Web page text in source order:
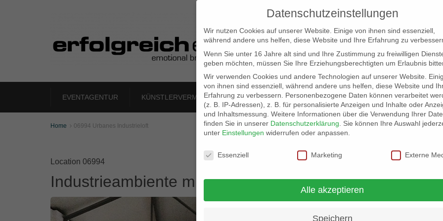
EVENTAGENTUR KÜNSTLERVERMITTLUNG LOCATION SCOUT ELB-LOCATION: PANORAMA
Home  06994 Urbanes Industrieloft
Location 06994
Industrieambiente mit vielen Möglichkeiten
Datenschutzeinstellungen
Wir nutzen Cookies auf unserer Website. Einige von ihnen sind essenziell,
während andere uns helfen, diese Website und Ihre Erfahrung zu
Wenn Sie unter 16 Jahre alt sind und Ihre Zustimmung zu freiwilligen
geben möchten, müssen Sie Ihre Erziehungsberechtigten um Erlaubnis
Wir verwenden Cookies und andere Technologien auf unserer Website.
von ihnen sind essenziell, während andere uns helfen, diese Website und
Erfahrung zu verbessern.
Personenbezogene Daten können verarbeitet
(z. B. IP-Adressen), z. B. für personalisierte Anzeigen und Inhalte oder
und Inhaltsmessung. Weitere Informationen über die Verwendung Ihrer
finden Sie in unserer Datenschutzerklärung
Sie können Ihre Auswahl
unter Einstellungen widerrufen oder anpassen.
Datenschutzeinstellungen
Essenziell Marketing Externe
Alle akzeptieren
Speichern